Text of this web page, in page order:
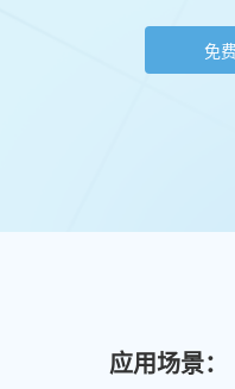
免
应用场景：